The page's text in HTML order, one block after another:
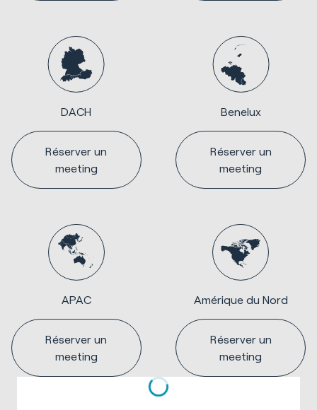
DACH
Réserver un
meeting
Benelux
Réserver un
meeting
APAC
Réserver un
meeting
Amérique du Nord
Réserver un
meeting